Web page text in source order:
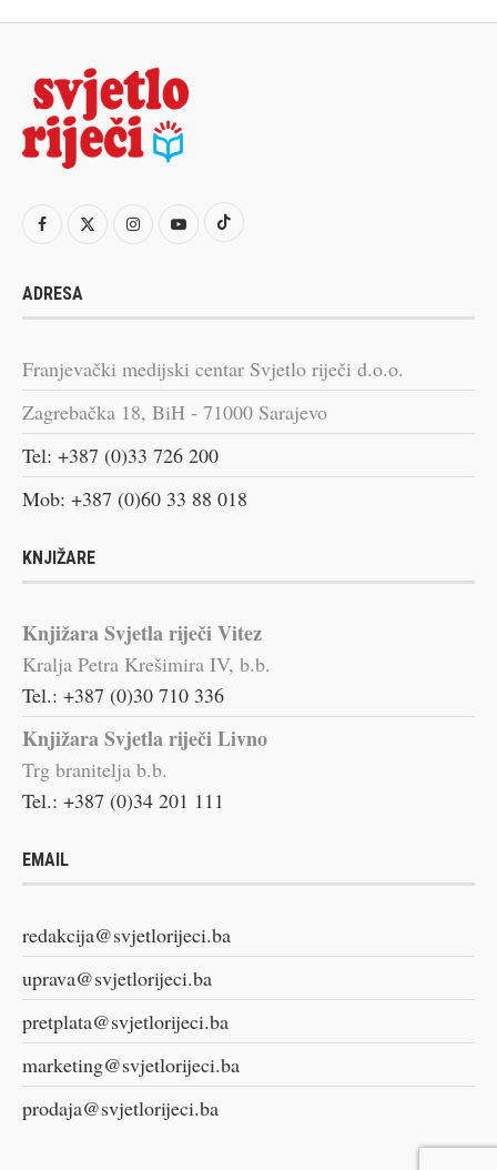
ADRESA
Franjevački medijski centar Svjetlo riječi d.o.o.
Zagrebačka 18, BiH - 71000 Sarajevo
Tel: +387 (0)33 726 200
Mob: +387 (0)60 33 88 018
KNJIŽARE
Knjižara Svjetla riječi Vitez
Kralja Petra Krešimira IV, b.b.
Tel.: +387 (0)30 710 336
Knjižara Svjetla riječi Livno
Trg branitelja b.b.
Tel.: +387 (0)34 201 111
EMAIL
redakcija@svjetlorijeci.ba
uprava@svjetlorijeci.ba
pretplata@svjetlorijeci.ba
marketing@svjetlorijeci.ba
prodaja@svjetlorijeci.ba